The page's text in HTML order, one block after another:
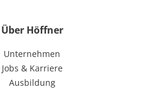
Über Höffner
Unternehmen
Jobs & Karriere
Ausbildung